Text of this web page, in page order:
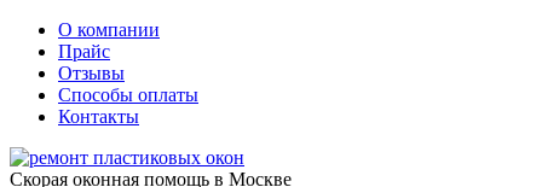
О компании
Прайс
Отзывы
Способы оплаты
Контакты
Скорая оконная помощь в Москве